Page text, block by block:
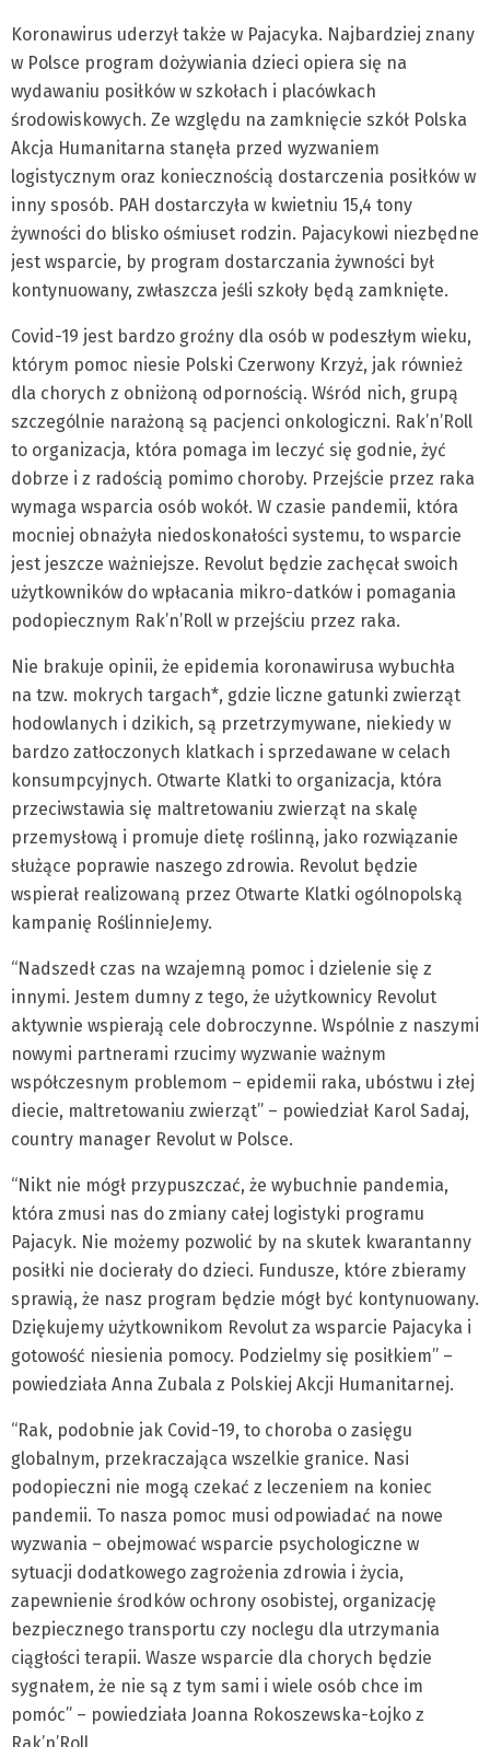
Koronawirus uderzył także w Pajacyka. Najbardziej znany
w Polsce program dożywiania dzieci opiera się na
wydawaniu posiłków w szkołach i placówkach
środowiskowych. Ze względu na zamknięcie szkół Polska
Akcja Humanitarna stanęła przed wyzwaniem
logistycznym oraz koniecznością dostarczenia posiłków w
inny sposób. PAH dostarczyła w kwietniu 15,4 tony
żywności do blisko ośmiuset rodzin. Pajacykowi niezbędne
jest wsparcie, by program dostarczania żywności był
kontynuowany, zwłaszcza jeśli szkoły będą zamknięte.
Covid-19 jest bardzo groźny dla osób w podeszłym wieku,
którym pomoc niesie Polski Czerwony Krzyż, jak również
dla chorych z obniżoną odpornością. Wśród nich, grupą
szczególnie narażoną są pacjenci onkologiczni. Rak’n’Roll
to organizacja, która pomaga im leczyć się godnie, żyć
dobrze i z radością pomimo choroby. Przejście przez raka
wymaga wsparcia osób wokół. W czasie pandemii, która
mocniej obnażyła niedoskonałości systemu, to wsparcie
jest jeszcze ważniejsze. Revolut będzie zachęcał swoich
użytkowników do wpłacania mikro-datków i pomagania
podopiecznym Rak’n’Roll w przejściu przez raka.
Nie brakuje opinii, że epidemia koronawirusa wybuchła
na tzw. mokrych targach*, gdzie liczne gatunki zwierząt
hodowlanych i dzikich, są przetrzymywane, niekiedy w
bardzo zatłoczonych klatkach i sprzedawane w celach
konsumpcyjnych. Otwarte Klatki to organizacja, która
przeciwstawia się maltretowaniu zwierząt na skalę
przemysłową i promuje dietę roślinną, jako rozwiązanie
służące poprawie naszego zdrowia. Revolut będzie
wspierał realizowaną przez Otwarte Klatki ogólnopolską
kampanię RoślinnieJemy.
“Nadszedł czas na wzajemną pomoc i dzielenie się z
innymi. Jestem dumny z tego, że użytkownicy Revolut
aktywnie wspierają cele dobroczynne. Wspólnie z naszymi
nowymi partnerami rzucimy wyzwanie ważnym
współczesnym problemom – epidemii raka, ubóstwu i złej
diecie, maltretowaniu zwierząt” – powiedział Karol Sadaj,
country manager Revolut w Polsce.
“Nikt nie mógł przypuszczać, że wybuchnie pandemia,
która zmusi nas do zmiany całej logistyki programu
Pajacyk. Nie możemy pozwolić by na skutek kwarantanny
posiłki nie docierały do dzieci. Fundusze, które zbieramy
sprawią, że nasz program będzie mógł być kontynuowany.
Dziękujemy użytkownikom Revolut za wsparcie Pajacyka i
gotowość niesienia pomocy. Podzielmy się posiłkiem” –
powiedziała Anna Zubala z Polskiej Akcji Humanitarnej.
“Rak, podobnie jak Covid-19, to choroba o zasięgu
globalnym, przekraczająca wszelkie granice. Nasi
podopieczni nie mogą czekać z leczeniem na koniec
pandemii. To nasza pomoc musi odpowiadać na nowe
wyzwania – obejmować wsparcie psychologiczne w
sytuacji dodatkowego zagrożenia zdrowia i życia,
zapewnienie środków ochrony osobistej, organizację
bezpiecznego transportu czy noclegu dla utrzymania
ciągłości terapii. Wasze wsparcie dla chorych będzie
sygnałem, że nie są z tym sami i wiele osób chce im
pomóc” – powiedziała Joanna Rokoszewska-Łojko z